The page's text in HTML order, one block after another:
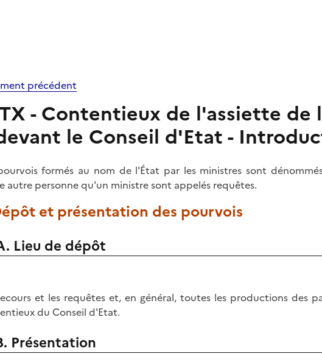
précédent
- Contentieux de l'assiette de
le Conseil d'Etat -
formés au nom de l'État par les ministres sont
autre personne qu'un ministre sont appelés requêtes.
et présentation des pourvois
Lieu de dépôt
et les requêtes et, en général, toutes les productions des
du Conseil d'Etat.
Présentation